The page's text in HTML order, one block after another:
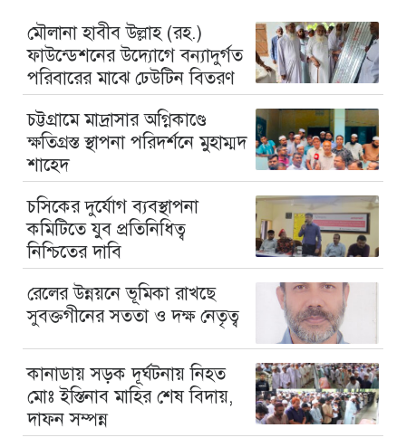
মৌলানা হাবীব উল্লাহ (রহ.)
ফাউন্ডেশনের উদ্যোগে বন্যাদুর্গত
পরিবারের মাঝে ঢেউটিন বিতরণ
চট্টগ্রামে মাদ্রাসার অগ্নিকাণ্ডে
ক্ষতিগ্রস্ত স্থাপনা পরিদর্শনে মুহাম্মদ
শাহেদ
চসিকের দুর্যোগ ব্যবস্থাপনা
কমিটিতে যুব প্রতিনিধিত্ব
নিশ্চিতের দাবি
রেলের উন্নয়নে ভূমিকা রাখছে
সুবক্তগীনের সততা ও দক্ষ নেতৃত্ব
কানাডায় সড়ক দূর্ঘটনায় নিহত
মোঃ ইস্তিনাব মাহির শেষ বিদায়,
দাফন সম্পন্ন